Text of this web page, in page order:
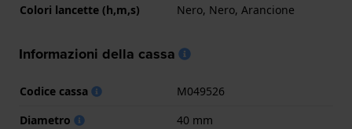
Colori lancette (h,m,s)
Nero, Nero, Arancione
Informazioni della cassa
Codice cassa
M049526
Diametro
40 mm